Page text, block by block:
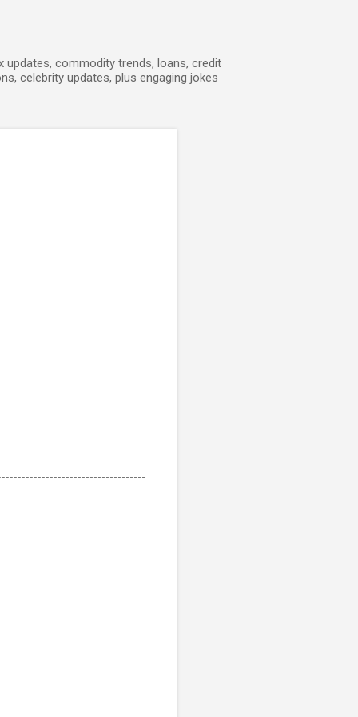
commodity trends, loans, credit
celebrity updates, plus engaging jokes